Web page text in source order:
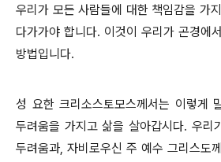
우리가 모든 사람들에 대한 책임감을 가지
다가가야 합니다. 이것이 우리가 곤경에
방법입니다.
성 요한 크리소스토모스께서는 이렇게
두려움을 가지고 삶을 살아갑시다. 우리
두려움과, 자비로우신 주 예수 그리스도